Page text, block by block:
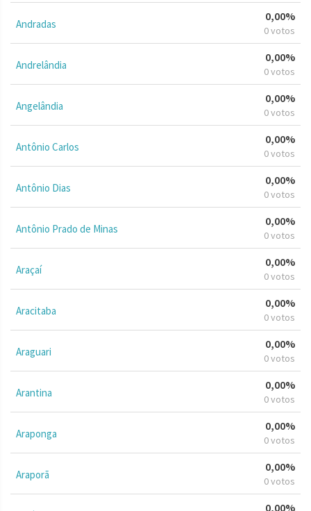
Andradas
0,00%
0 votos
Andrelândia
0,00%
0 votos
Angelândia
0,00%
0 votos
Antônio Carlos
0,00%
0 votos
Antônio Dias
0,00%
0 votos
Antônio Prado de Minas
0,00%
0 votos
Araçaí
0,00%
0 votos
Aracitaba
0,00%
0 votos
Araguari
0,00%
0 votos
Arantina
0,00%
0 votos
Araponga
0,00%
0 votos
Araporã
0,00%
0 votos
0,00%